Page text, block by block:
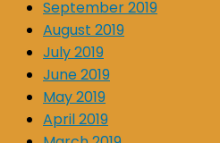
September 2019
August 2019
July 2019
June 2019
May 2019
April 2019